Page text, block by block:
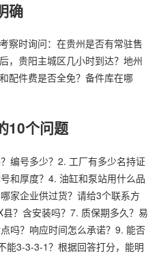
确
察时询问：在贵州是否有常驻售
，贵阳主城区几小时到达？地州
配件费是否全免？备件库在哪
10个问题
编号多少？2. 工厂有多少名持证
和厚度？4. 油缸和泵站用什么品
家企业供过货？请给3个联系方
？含安装吗？7. 质保期多久？易
吗？响应时间怎么承诺？9. 能否
能3-3-3-1？根据回答打分，能明